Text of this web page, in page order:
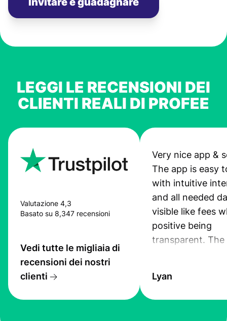
LEGGI LE RECENSIONI DEI
CLIENTI REALI DI PROFEE
Valutazione 4,3
Basato su 8,347 recensioni
Vedi tutte le migliaia di
recensioni dei nostri
clienti
Very nice app &
The app is easy
with intuitive
and all needed
visible like fees
positive being
transparent. The
the exchange
Lyan